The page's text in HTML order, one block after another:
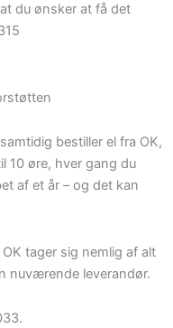
du ønsker at få det
bestiller el fra OK,
10 øre, hver gang du
af et år – og det kan
tager sig nemlig af alt
nuværende leverandør.